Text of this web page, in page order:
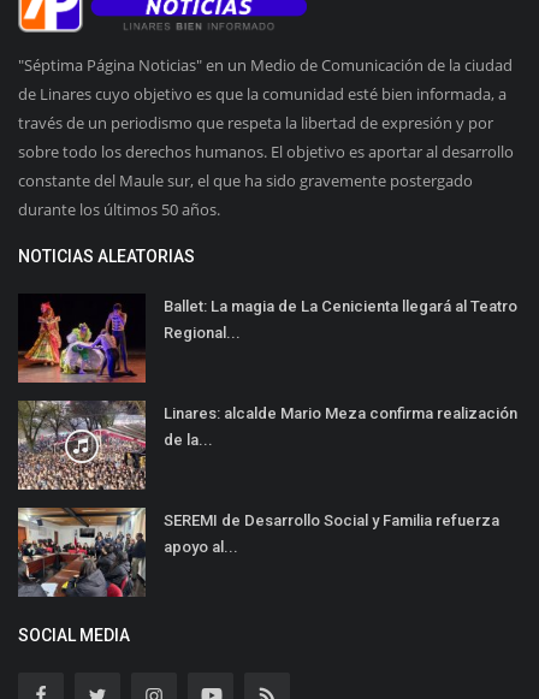
"Séptima Página Noticias" en un Medio de Comunicación de la ciudad
de Linares cuyo objetivo es que la comunidad esté bien informada, a
través de un periodismo que respeta la libertad de expresión y por
sobre todo los derechos humanos. El objetivo es aportar al desarrollo
constante del Maule sur, el que ha sido gravemente postergado
durante los últimos 50 años.
NOTICIAS ALEATORIAS
Ballet: La magia de La Cenicienta llegará al Teatro
Regional...
Linares: alcalde Mario Meza confirma realización
de la...
SEREMI de Desarrollo Social y Familia refuerza
apoyo al...
SOCIAL MEDIA